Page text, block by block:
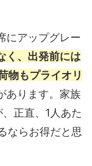
にアップグレー
く、出発前には
物もプライオリ
あります。家族
正直、1人あた
ならお得だと思